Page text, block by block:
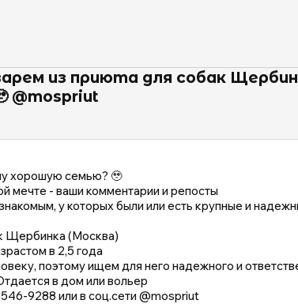
из приюта для собак
@mospriut
хорошую семью? 🥹
мечте - ваши комментарии и репосты
у которых были или есть крупные и
Щербинка (Москва)
в 2,5 года
поэтому ищем для него надежного и
в дом или вольер
9288 или в соц.сети @mospriut